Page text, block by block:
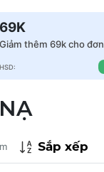
69K
Giảm thêm 69k cho
HSD:
Sắp xếp